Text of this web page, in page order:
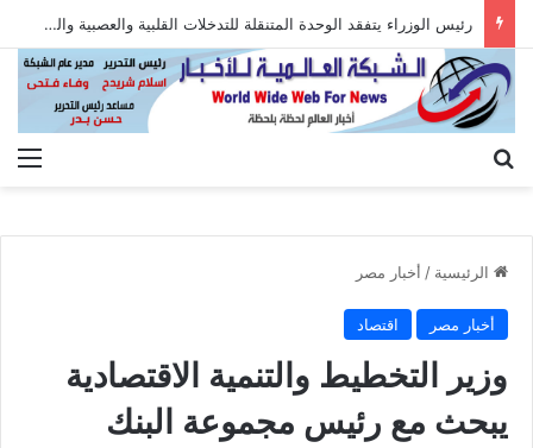
رئيس الوزراء يتفقد الوحدة المتنقلة للتدخلات القلبية والعصبية والعضلية وعلاج السكتات الدماغية
الرئيسية / أخبار مصر
أخبار مصر اقتصاد
وزير التخطيط والتنمية الاقتصادية
يبحث مع رئيس مجموعة البنك